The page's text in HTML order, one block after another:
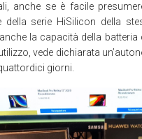
anche se è facile
della serie HiSilicon della
la capacità della batteria
vede dichiarata
giorni.